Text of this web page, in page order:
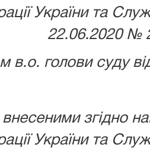
України та
22.06.2020 №
в.о. голови суду
внесеними згідно
України та